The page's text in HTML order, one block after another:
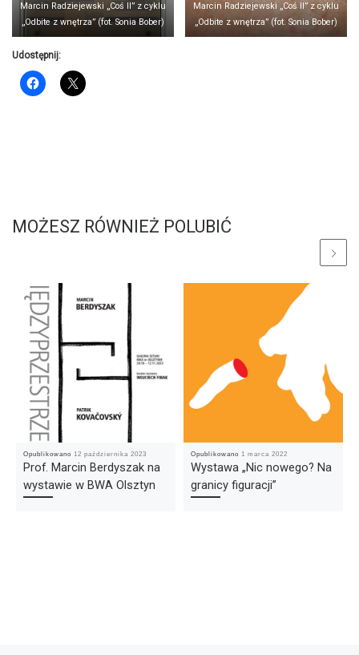
Marcin Radziejewski „Coś II” z cyklu
„Odbite z wnętrza” (fot. Sonia Bober)
Marcin Radziejewski „Coś II” z cyklu
„Odbite z wnętrza” (fot. Sonia Bober)
Udostępnij:
MOŻESZ RÓWNIEŻ POLUBIĆ
Opublikowano 12 października 2023
Prof. Marcin Berdyszak na
wystawie w BWA Olsztyn
Opublikowano 1 marca 2022
Wystawa „Nic nowego? Na
granicy figuracji”